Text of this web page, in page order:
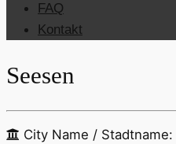
FAQ
Kontakt
Seesen
City Name / Stadtname: